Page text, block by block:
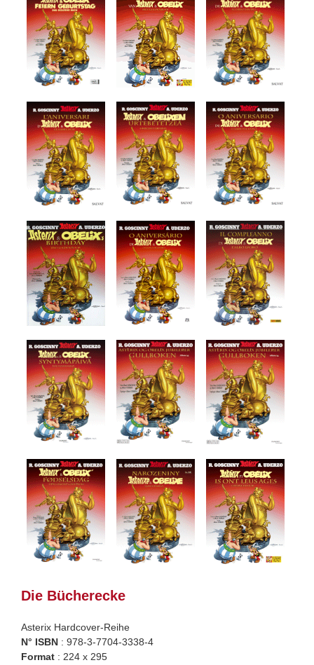
Die Bücherecke
Asterix Hardcover-Reihe
N° ISBN : 978-3-7704-3338-4
Format : 224 x 295